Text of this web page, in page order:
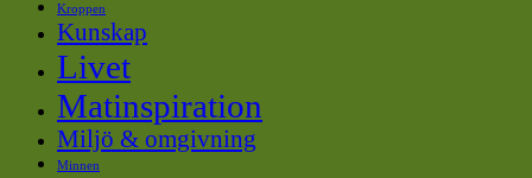
Kroppen
Kunskap
Livet
Matinspiration
Miljö & omgivning
Minnen